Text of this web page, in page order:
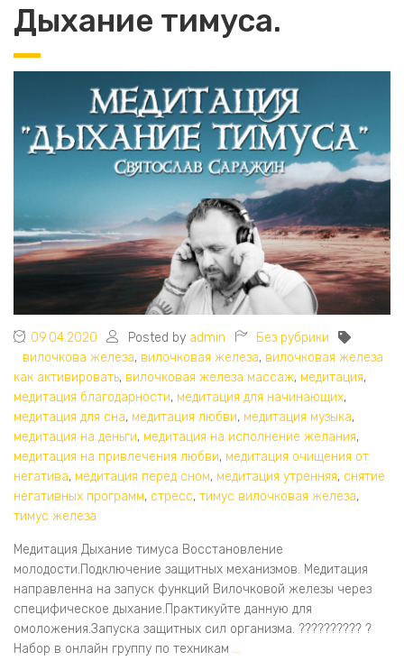
Дыхание тимуса.
09.04.2020 Posted by admin
Без рубрики
вилочкова железа, вилочковая железа, вилочковая железа
как активировать, вилочковая железа массаж, медитация,
медитация благодарности, медитация для начинающих,
медитация для сна, медитация любви, медитация музыка,
медитация на деньги, медитация на исполнение желания,
медитация на привлечения любви, медитация очищения от
негатива, медитация перед сном, медитация утренняя, снятие
негативных программ, стресс, тимус вилочковая железа,
тимус железа
Медитация Дыхание тимуса Восстановление
молодости.Подключение защитных механизмов. Медитация
направленна на запуск функций Вилочковой железы через
специфическое дыхание.Практикуйте данную для
омоложения.Запуска защитных сил организма. ?????????? ?
Набор в онлайн группу по техникам …